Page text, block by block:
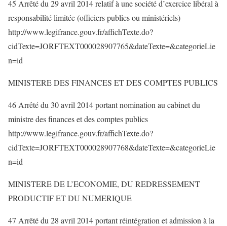
45 Arrêté du 29 avril 2014 relatif à une société d’exercice libéral à
responsabilité limitée (officiers publics ou ministériels)
http://www.legifrance.gouv.fr/affichTexte.do?
cidTexte=JORFTEXT000028907765&dateTexte=&categorieLie
n=id
MINISTERE DES FINANCES ET DES COMPTES PUBLICS
46 Arrêté du 30 avril 2014 portant nomination au cabinet du
ministre des finances et des comptes publics
http://www.legifrance.gouv.fr/affichTexte.do?
cidTexte=JORFTEXT000028907768&dateTexte=&categorieLie
n=id
MINISTERE DE L’ECONOMIE, DU REDRESSEMENT
PRODUCTIF ET DU NUMERIQUE
47 Arrêté du 28 avril 2014 portant réintégration et admission à la